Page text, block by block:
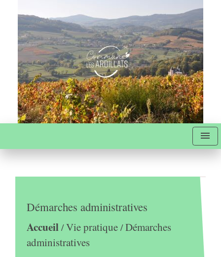
menu
Démarches administratives
Accueil/Vie pratique/Démarches
administratives